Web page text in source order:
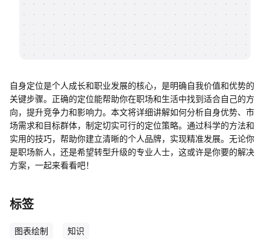
知识分享社区
自身定位是个人成长和职业发展的核心，是明确自我价值和优势的
关键步骤。正确的定位能帮助你在职场和生活中找到适合自己的方
向，提升竞争力和影响力。本文将详细讲解如何分析自身优势、市
场需求和目标群体，制定切实可行的定位策略。通过科学的方法和
实用的技巧，帮助你建立清晰的个人品牌，实现精准发展。无论你
是职场新人，还是希望转型升级的专业人士，这或许是你要的解决
方案，一起来看看吧！
标签
图表绘制 知识